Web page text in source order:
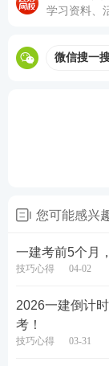
学习资料、
微信搜一
您可能感兴
一建考前5个月
技巧心得 04-02
2026一建倒计
考！
技巧心得 03-31